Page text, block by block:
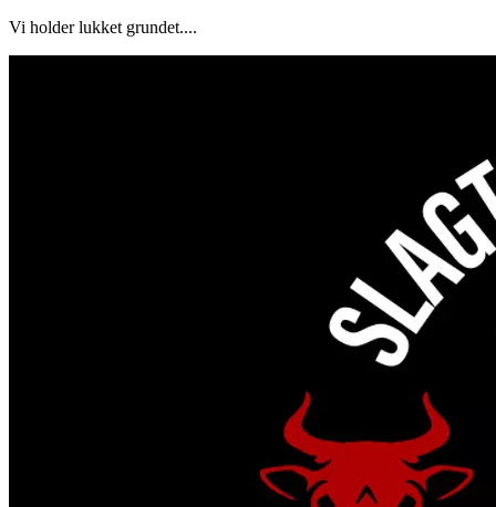
Vi holder lukket grundet....